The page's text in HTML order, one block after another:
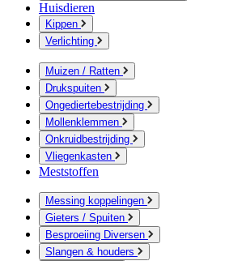
Huisdieren
Kippen
Verlichting
Muizen / Ratten
Drukspuiten
Ongediertebestrijding
Mollenklemmen
Onkruidbestrijding
Vliegenkasten
Meststoffen
Messing koppelingen
Gieters / Spuiten
Besproeiing Diversen
Slangen & houders